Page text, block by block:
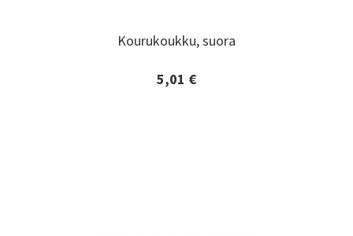
Kourukoukku, suora
5,01 €
Kourukoukku, suora
Lisätiedot ja tilaaminen